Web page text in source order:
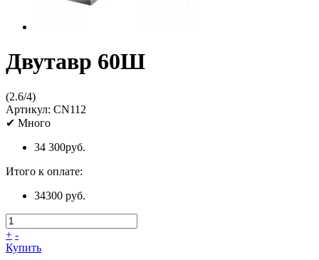
Двутавр 60Ш
(2.6/4)
Артикул: CN112
✔ Много
34 300руб.
Итого к оплате:
34300 руб.
+ -
Купить